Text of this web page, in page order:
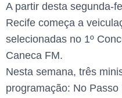
A partir desta segunda-
Recife começa a
selecionadas no 1º
Caneca FM.
Nesta semana, três
programação: No